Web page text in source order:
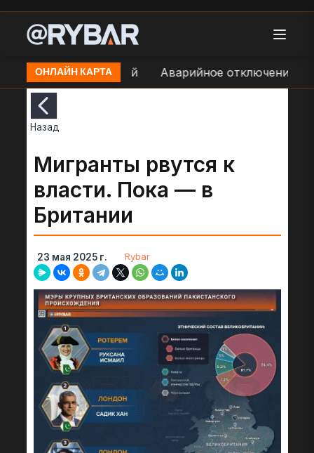
ОНЛАЙН КАРТА
Уразово - Дальний Аварийное отключение
Назад
Мигранты рвутся к
власти. Пока — в
Британии
23 мая 2025 г. Rybar